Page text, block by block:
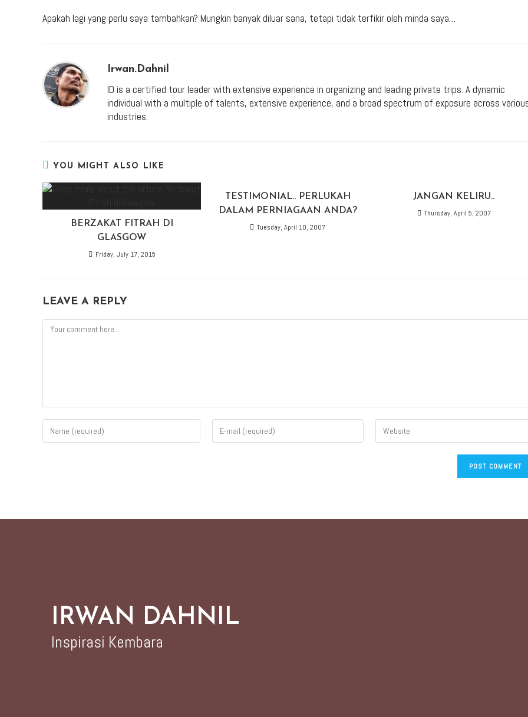
Apakah lagi yang perlu saya tambahkan? Mungkin banyak diluar sana, tetapi tidak terfikir oleh minda saya…
Irwan.dahnil
ID is a certified tour leader with extensive experience in organizing and leading private trips. A dynamic
individual with a multiple of talents, extensive experience, and a broad spectrum of exposure across
industries.
YOU MIGHT ALSO LIKE
BERZAKAT FITRAH DI
GLASGOW
Friday, July 17, 2015
TESTIMONIAL.. PERLUKAH
DALAM PERNIAGAAN ANDA?
Tuesday, April 10, 2007
JANGAN KELIRU..
Thursday, April 5, 2007
LEAVE A REPLY
IRWAN DAHNIL
Inspirasi Kembara